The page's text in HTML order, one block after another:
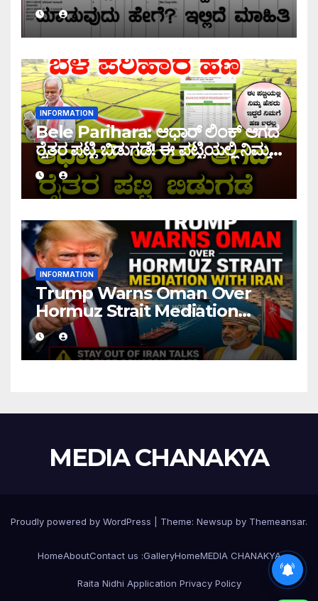
INFORMATION
Bele Parihara: ಆಧಾರ್ ಲಿಂಕ್ ಆಗದ
ರೈತರ ಪಟ್ಟಿ ಬಿಡುಗಡೆ! ಈ ಪಟ್ಟಿಯಲ್ಲಿ ನಿಮ್ಮ
ಹೆಸರು ಇದ್ದರೆ ನಿಮಗೆ ಹಣ ಜಮಾ ಆಗಲ್ಲ !
INFORMATION
Trump Warns Oman Over
Hormuz Strait Mediation
With Iran
MEDIA CHANAKYA
Proudly powered by WordPress Theme: Newsup by Themeansar.
HomeAboutContact us :GalleryHomeMEDIA CHANAKYA
Raita Nidhi Application Privacy Policy